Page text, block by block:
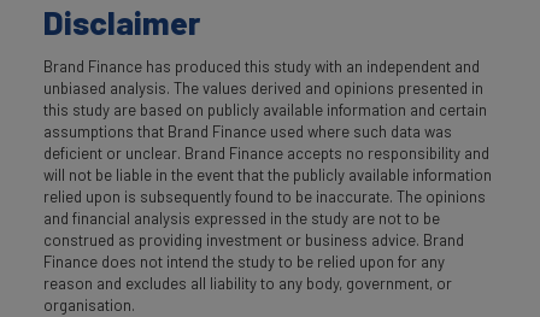
Disclaimer
Brand Finance has produced this study with an independent and
unbiased analysis. The values derived and opinions presented in
this study are based on publicly available information and certain
assumptions that Brand Finance used where such data was
deficient or unclear. Brand Finance accepts no responsibility and
will not be liable in the event that the publicly available information
relied upon is subsequently found to be inaccurate. The opinions
and financial analysis expressed in the study are not to be
construed as providing investment or business advice. Brand
Finance does not intend the study to be relied upon for any
reason and excludes all liability to any body, government, or
organisation.